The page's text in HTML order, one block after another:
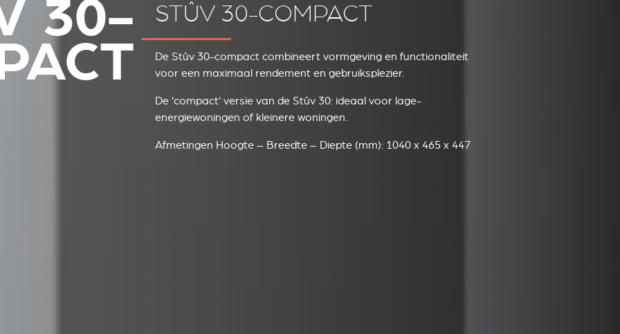
30- STÛV 30-COMPACT
De Stûv 30-compact combineert vormgeving en functionaliteit
voor een maximaal rendement en gebruiksplezier.
De 'compact' versie van de Stûv 30: ideaal voor lage-
energiewoningen of kleinere woningen.
Afmetingen Hoogte – Breedte – Diepte (mm): 1040 x 465 x 447